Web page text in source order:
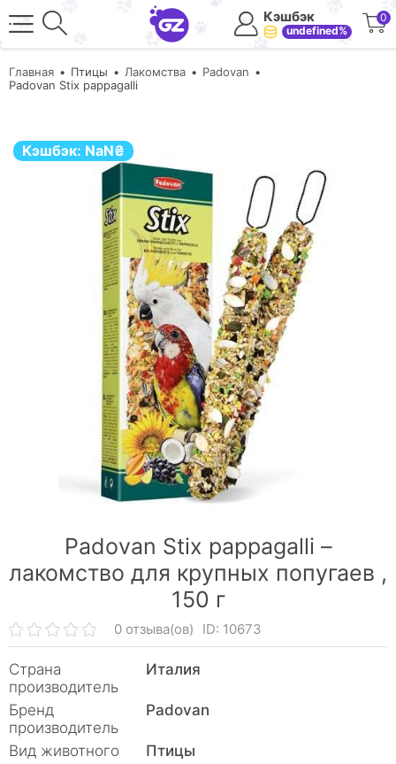
Кэшбэк
undefined%
0
Главная Птицы Лакомства
Padovan
Padovan Stix pappagalli
Кэшбэк: NaN₴
Padovan Stix pappagalli –
лакомство для крупных попугаев ,
150 г
0 отзыва(ов) ID: 10673
Страна
производитель
Италия
Бренд
производитель
Padovan
Вид животного
Птицы